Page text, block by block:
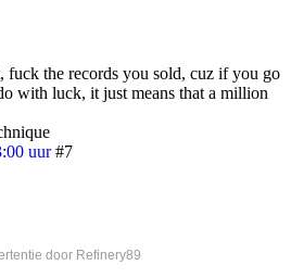
fuck the records you sold, cuz if you go
with luck, it just means that a million
uur #7
door Refinery89